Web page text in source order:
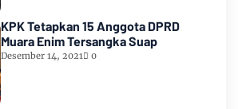
KPK Tetapkan 15 Anggota DPRD
Muara Enim Tersangka Suap
Desember 14, 2021 0